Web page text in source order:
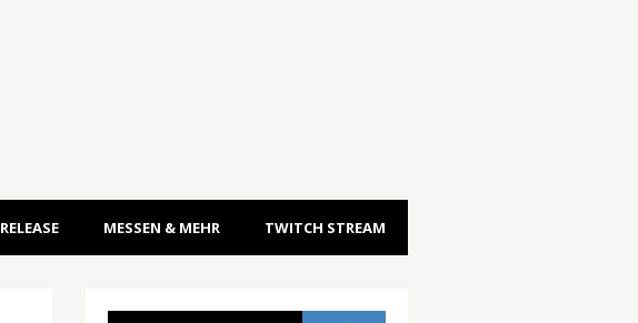
RELEASE MESSEN & MEHR TWITCH STREAM